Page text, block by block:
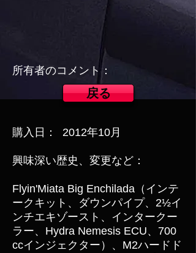
所有者のコメント：
戻る
購入日： 2012年10月
興味深い歴史、変更など：
Flyin'Miata Big Enchilada（インテ
ークキット、ダウンパイプ、2½イ
ンチエキゾースト、インタークー
ラー、Hydra Nemesis ECU、700
ccインジェクター）、M2ハードド